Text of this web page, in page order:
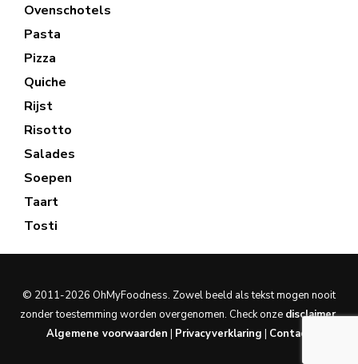
Ovenschotels
Pasta
Pizza
Quiche
Rijst
Risotto
Salades
Soepen
Taart
Tosti
© 2011-2026 OhMyFoodness. Zowel beeld als tekst mogen nooit
zonder toestemming worden overgenomen. Check onze disclaimer.
Algemene voorwaarden | Privacyverklaring | Contact